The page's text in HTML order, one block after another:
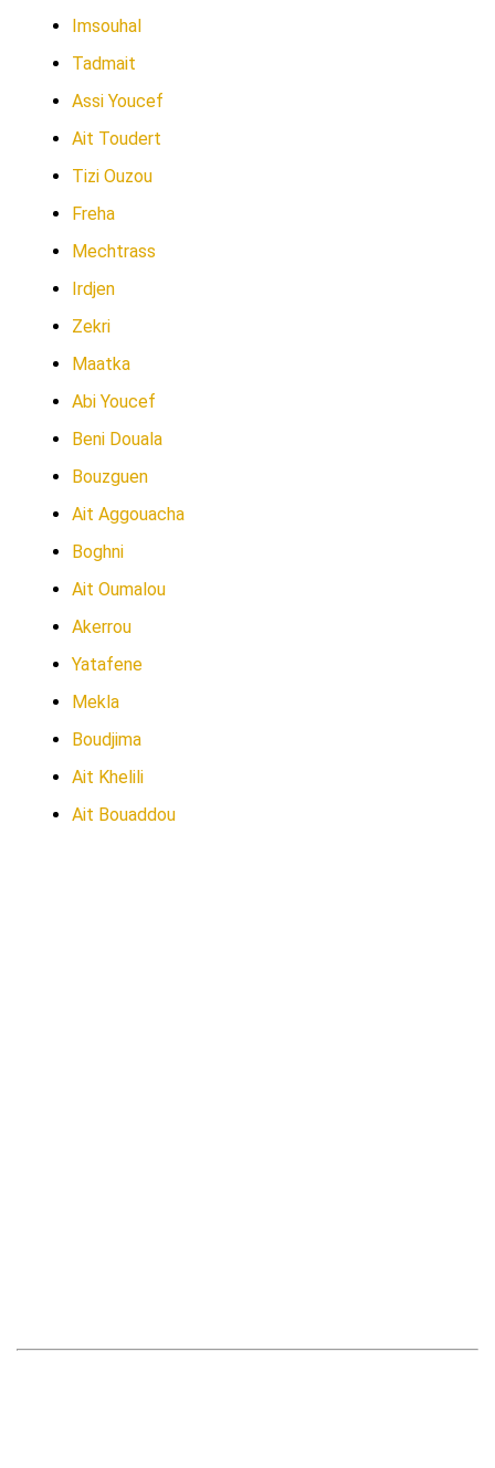
Imsouhal
Tadmait
Assi Youcef
Ait Toudert
Tizi Ouzou
Freha
Mechtrass
Irdjen
Zekri
Maatka
Abi Youcef
Beni Douala
Bouzguen
Ait Aggouacha
Boghni
Ait Oumalou
Akerrou
Yatafene
Mekla
Boudjima
Ait Khelili
Ait Bouaddou